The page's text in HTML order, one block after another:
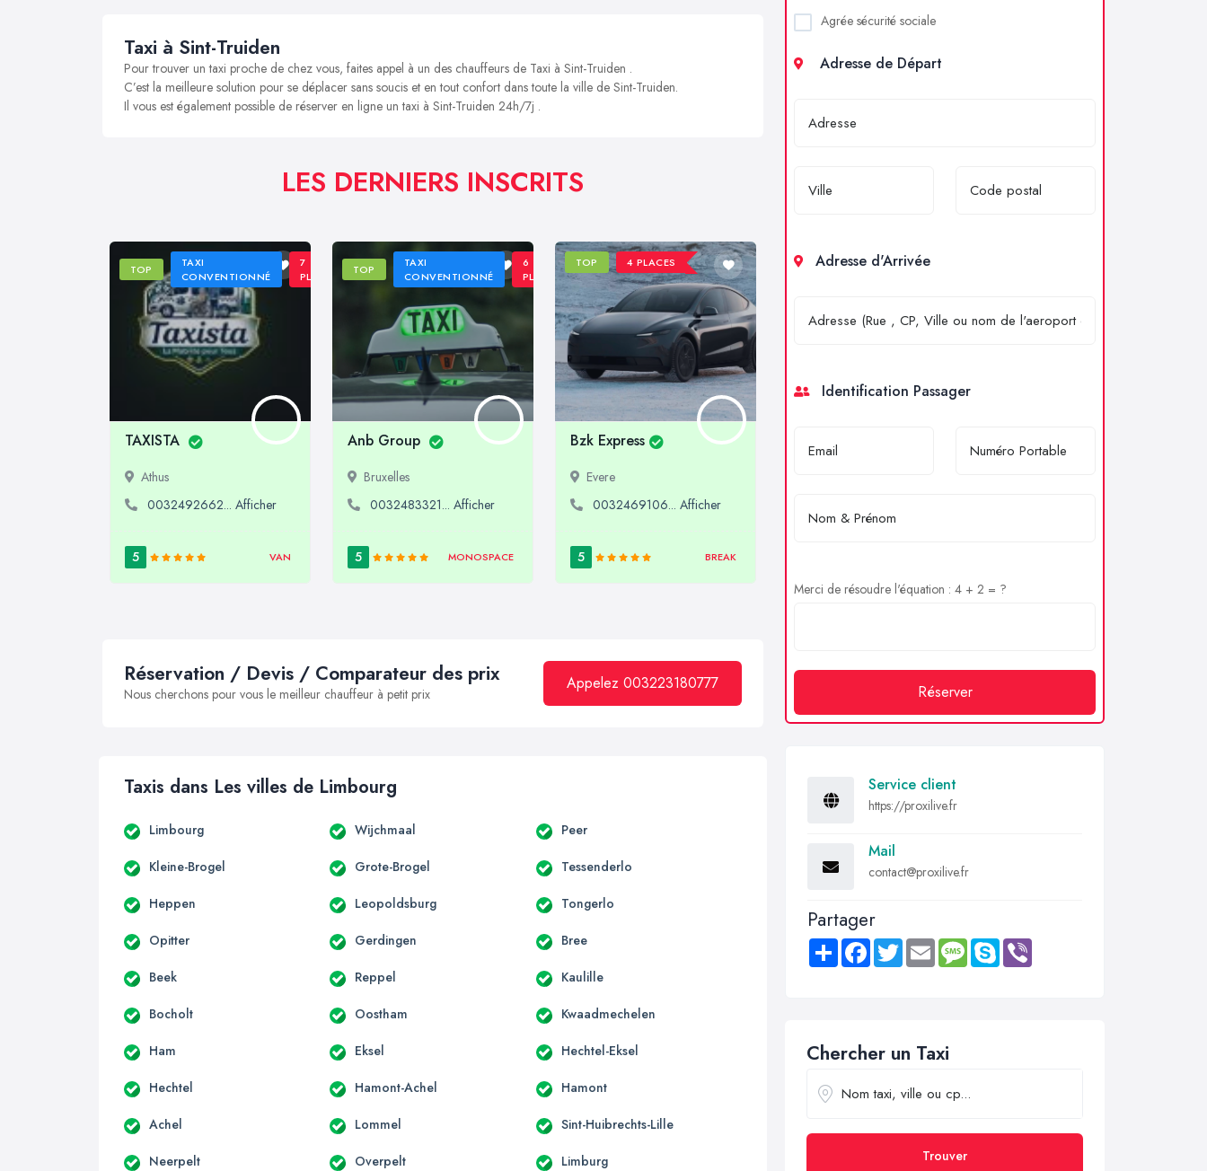
Taxi à Sint-Truiden
Pour trouver un taxi proche de chez vous, faites appel à un des chauffeurs de Taxi à Sint-Truiden .
C’est la meilleure solution pour se déplacer sans soucis et en tout confort dans toute la ville de Sint-Truiden.
Il vous est également possible de réserver en ligne un taxi à Sint-Truiden 24h/7j .
LES DERNIERS INSCRITS
TOP
TAXI
CONVENTIONNÉ
7
PLACES
TAXISTA
Athus
0032492662... Afficher
5 VAN
TOP
TAXI
CONVENTIONNÉ
6
PLACES
Anb Group
Bruxelles
0032483321... Afficher
5 MONOSPACE
TOP 4 PLACES
Bzk Express
Evere
0032469106... Afficher
5 BREAK
Réservation / Devis / Comparateur des prix
Nous cherchons pour vous le meilleur chauffeur à petit prix
Appelez 003223180777
Taxis dans Les villes de Limbourg
Limbourg Wijchmaal Peer
Kleine-Brogel Grote-Brogel Tessenderlo
Heppen Leopoldsburg Tongerlo
Opitter Gerdingen Bree
Beek Reppel Kaulille
Bocholt Oostham Kwaadmechelen
Ham Eksel Hechtel-Eksel
Hechtel Hamont-Achel Hamont
Achel Lommel Sint-Huibrechts-Lille
Neerpelt Overpelt Limburg
Agrée sécurité sociale
Adresse de Départ
Adresse d'Arrivée
Identification Passager
Merci de résoudre l'équation : 4 + 2 = ?
Réserver
Service client
https://proxilive.fr
Mail
contact@proxilive.fr
Partager
Share FacebookTwitter Email MessageSkype
Chercher un Taxi
Trouver